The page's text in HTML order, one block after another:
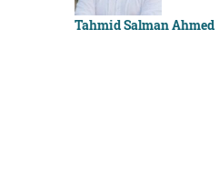
Tahmid Salman Ahmed